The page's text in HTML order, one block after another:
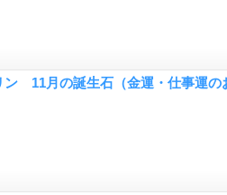
11月の誕生石（金運・仕事運の